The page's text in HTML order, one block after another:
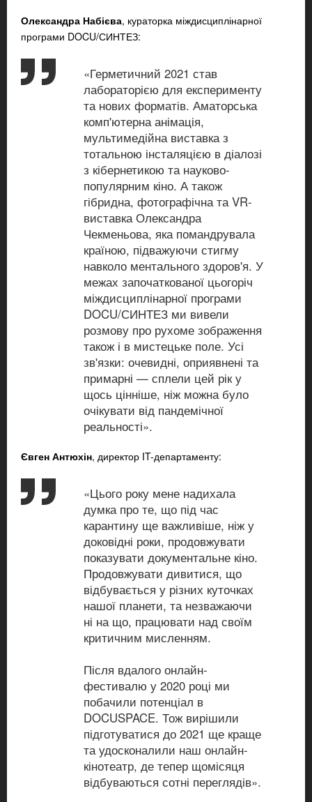
Олександра Набієва, кураторка міждисциплінарної
програми DOCU/СИНТЕЗ:
«Герметичний 2021 став
лабораторією для експерименту
та нових форматів. Аматорська
комп'ютерна анімація,
мультимедійна виставка з
тотальною інсталяцією в діалозі
з кібернетикою та науково-
популярним кіно. А також
гібридна, фотографічна та VR-
виставка Олександра
Чекменьова, яка помандрувала
країною, підважуючи стигму
навколо ментального здоров'я. У
межах започаткованої цьогоріч
міждисциплінарної програми
DOCU/СИНТЕЗ ми вивели
розмову про рухоме зображення
також і в мистецьке поле. Усі
зв'язки: очевидні, оприявнені та
примарні — сплели цей рік у
щось цінніше, ніж можна було
очікувати від пандемічної
реальності».
Євген Антюхін, директор IT-департаменту:
«Цього року мене надихала
думка про те, що під час
карантину ще важливіше, ніж у
доковідні роки, продовжувати
показувати документальне кіно.
Продовжувати дивитися, що
відбувається у різних куточках
нашої планети, та незважаючи
ні на що, працювати над своїм
критичним мисленням.
Після вдалого онлайн-
фестивалю у 2020 році ми
побачили потенціал в
DOCUSPACE. Тож вирішили
підготуватися до 2021 ще краще
та удосконалили наш онлайн-
кінотеатр, де тепер щомісяця
відбуваються сотні переглядів».